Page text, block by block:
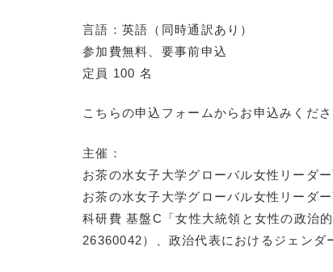
言語：英語（同時通訳あり）
参加費無料、要事前申込
定員 100 名
こちらの申込フォームからお申込みくださ
主催：
お茶の水女子大学グローバル女性リーダ
お茶の水女子大学グローバル女性リーダ
科研費 基盤C「女性大統領と女性の政治
26360042）、政治代表におけるジェンダ